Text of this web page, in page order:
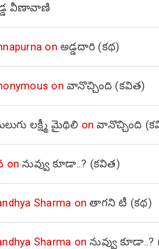
వీణావాణి
onఅడ్డదారి (కథ)
onవానొచ్చింది (కవిత)
లక్ష్మీ మైథిలి onవానొచ్చింది
onనువ్వు కూడా..? (కవిత)
Sharma onతాగని టీ (కథ)
Sharma onనువ్వు